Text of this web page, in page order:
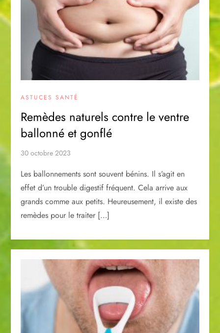
ASTUCES SANTÉ
Remèdes naturels contre le ventre
ballonné et gonflé
30 octobre 2023
Les ballonnements sont souvent bénins. Il s’agit en
effet d’un trouble digestif fréquent. Cela arrive aux
grands comme aux petits. Heureusement, il existe des
remèdes pour le traiter […]